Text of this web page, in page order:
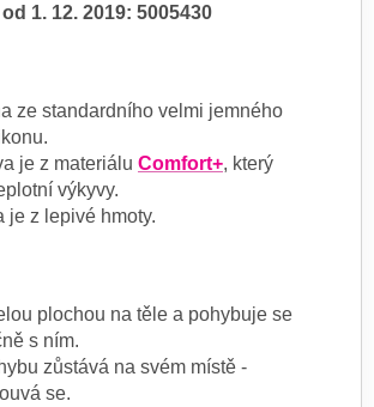
1. 12. 2019: 5005430
ze standardního velmi jemného
je z materiálu Comfort+, který
výkyvy.
je z lepivé hmoty.
plochou na těle a pohybuje se
s ním.
zůstává na svém místě -
se.